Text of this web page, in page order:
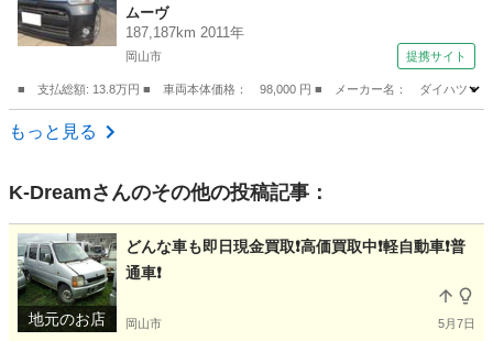
ホイール エアコン パワーウィンドウ （検8.1
1）
ムーヴ
187,187km 2011年
岡山市 提携サイト
■ 支払総額: 13.8万円 ■ 車両本体価格： 98,000 円 ■ メーカー名： ダイハツ
岡山 岡山市
もっと見る
K-Dreamさんのその他の投稿記事：
地元のお店
どんな車も即日現金買取❗️高価買取中❗️軽自動車❗️普
通車❗️
岡山市 5月7日